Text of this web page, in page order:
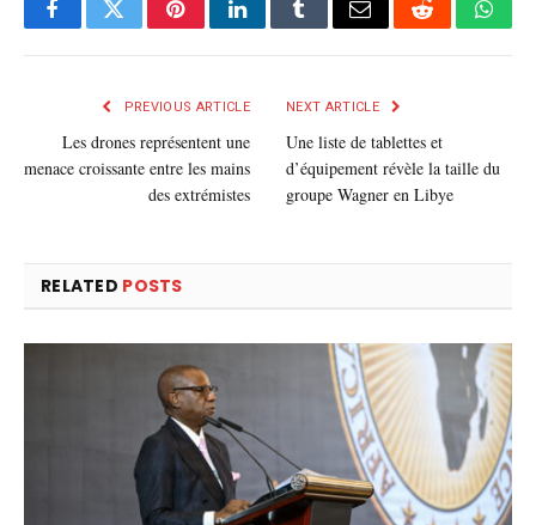
FacebookTwitterPinterestLinkedInTumblrE-
Reddit
PREVIOUS ARTICLE
Les drones représentent une
menace croissante entre les mains
des extrémistes
NEXT ARTICLE
Une liste de tablettes et
d’équipement révèle la taille du
groupe Wagner en Libye
RELATED POSTS